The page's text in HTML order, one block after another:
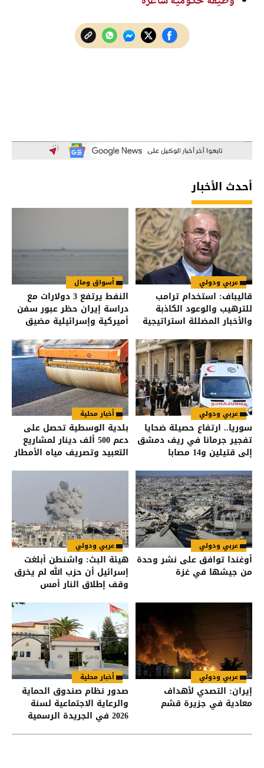
أحدث الأخبار
عربي ودولي
قاليباف: استخدام ترامب
للترهيب والوعود الكاذبة
والأخبار المضللة استراتيجية
أسواق ومال
النفط يرتفع 3 دولارات مع
دراسة إيران حظر عبور سفن
أميركية وإسرائيلية مضيق
عربي ودولي
سوريا.. ارتفاع حصيلة ضحايا
تفجير جرمانا في ريف دمشق
إلى قتيلين و14 مصابا
أخبار محلية
بلدية الوسطية تحصل على
دعم 500 ألف دينار لمشاريع
التعبيد وتصريف مياه الأمطار
عربي ودولي
أوغندا توافق على نشر وحدة
من جيشها في غزة
عربي ودولي
هيئة البث: واشنطن أبلغت
إسرائيل أن حزب الله لم يخرق
وقف إطلاق النار أمس
عربي ودولي
إيران: التصدي لأهداف
معادية في جزيرة قشم
أخبار محلية
صدور نظام صندوق الحماية
والرعاية الاجتماعية لسنة
2026 في الجريدة الرسمية